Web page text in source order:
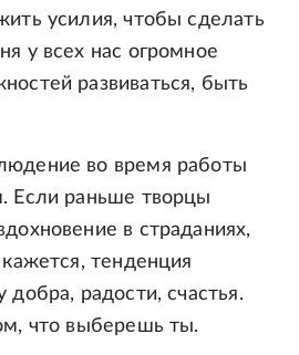
усилия, чтобы сделать
у всех нас огромное
развиваться, быть
во время работы
Если раньше творцы
в страданиях,
тенденция
добра, радости, счастья.
что выберешь ты.